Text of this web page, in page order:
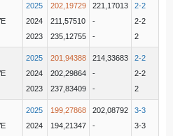
2025
2024
2023
202,19729
211,57510
235,12755
221,17013
-
-
2-2
2-2
2
2025
2024
2023
201,94388
202,29864
237,83409
214,33683
-
-
2-2
2-2
2
2025
2024
199,27868
194,21347
202,08792
-
3-3
3-3